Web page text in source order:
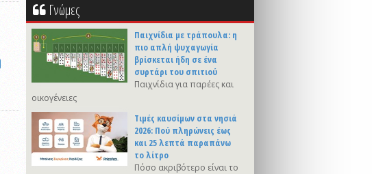
Γνώμες
Παιχνίδια με τράπουλα: η
πιο απλή ψυχαγωγία
βρίσκεται ήδη σε ένα
συρτάρι του σπιτιού
Παιχνίδια για παρέες και
οικογένειες
Τιμές καυσίμων στα νησιά
2026: Πού πληρώνεις έως
και 25 λεπτά παραπάνω
το λίτρο
Πόσο ακριβότερο είναι το